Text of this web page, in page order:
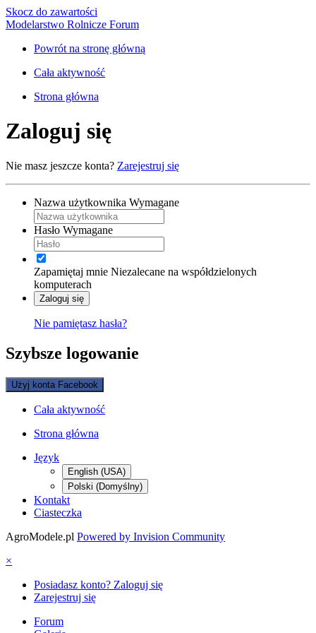
Skocz do zawartości
Modelarstwo Rolnicze Forum
Powrót na stronę główną
Cała aktywność
Strona główna
Zaloguj się
Nie masz jeszcze konta? Zarejestruj się
Nazwa użytkownika Wymagane
Hasło Wymagane
Zapamiętaj mnie Niezalecane na współdzielonych
komputerach
Zaloguj się
Nie pamiętasz hasła?
Szybsze logowanie
Użyj konta Facebook
Cała aktywność
Strona główna
Język
English (USA)
Polski (Domyślny)
Kontakt
Ciasteczka
AgroModele.pl Powered by Invision Community
×
Posiadasz konto? Zaloguj się
Zarejestruj się
Forum